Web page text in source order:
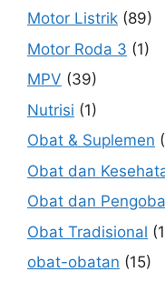
Motor Listrik (89)
Motor Roda 3 (1)
MPV (39)
Nutrisi (1)
Obat & Suplemen
Obat dan
Obat dan
Obat Tradisional
obat-obatan (15)